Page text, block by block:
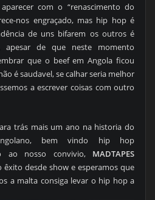
com o “renascimento do
nos engraçado, mas hip hop é
de uns bifarem os outros é
apesar de que neste momento
que o beef em Angola ficou
é saudavel, se calhar seria melhor
a escrever coisas com outro
trás mais um ano na historia do
bem vindo hip hop
ao nosso convivio, MADTAPES
êxito desde show e esperamos que
a malta consiga levar o hip hop a